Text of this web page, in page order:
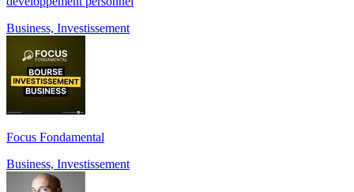
Business, Investissement
Focus Fondamental
Business, Investissement